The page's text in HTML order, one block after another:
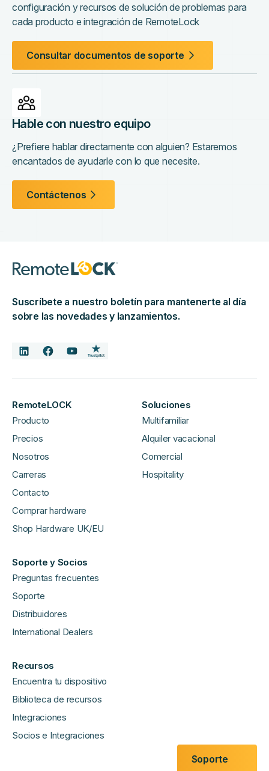
configuración y recursos de solución de problemas para
cada producto e integración de RemoteLock
Consultar documentos de soporte
Hable con nuestro equipo
¿Prefiere hablar directamente con alguien? Estaremos
encantados de ayudarle con lo que necesite.
Contáctenos
Suscríbete a nuestro boletín para mantenerte al día
sobre las novedades y lanzamientos.
RemoteLOCK
Producto
Precios
Nosotros
Carreras
Contacto
Comprar hardware
Shop Hardware UK/EU
Soluciones
Multifamiliar
Alquiler vacacional
Comercial
Hospitality
Soporte y Socios
Preguntas frecuentes
Soporte
Distribuidores
International Dealers
Recursos
Encuentra tu dispositivo
Biblioteca de recursos
Integraciones
Socios e Integraciones
Soporte